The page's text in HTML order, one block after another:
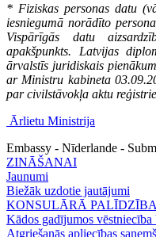
* Fiziskas personas datu
iesniegumā norādīto
Vispārīgās datu
apakšpunkts. Latvijas
ārvalstīs juridiskais
ar Ministru kabineta
par civilstāvokļa aktu
Ārlietu Ministrija
Embassy - Nīderlande -
ZINĀŠANAI
Jaunumi
Biežāk uzdotie jautājumi
KONSULĀRĀ PALĪDZĪBA
Kādos gadījumos
Atgriešanās apliecības